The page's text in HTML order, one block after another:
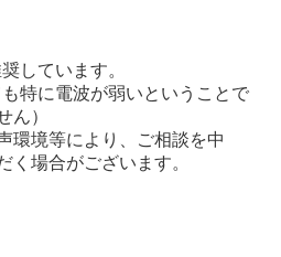
しています。
も特に電波が弱いということで
ん）
環境等により、ご相談を中
く場合がございます。